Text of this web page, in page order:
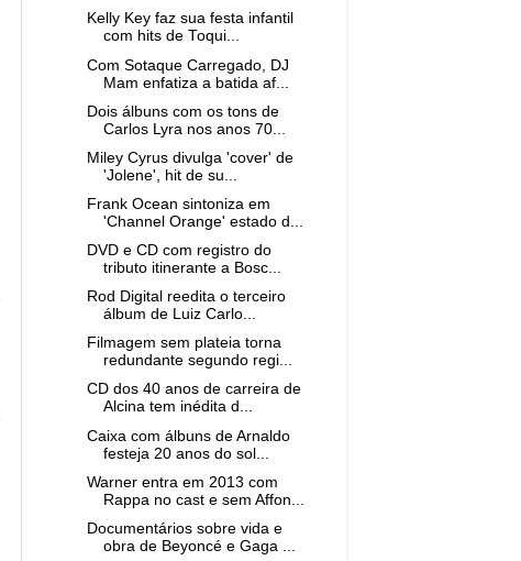
Kelly Key faz sua festa infantil
com hits de Toqui...
Com Sotaque Carregado, DJ
Mam enfatiza a batida af...
Dois álbuns com os tons de
Carlos Lyra nos anos 70...
Miley Cyrus divulga 'cover' de
'Jolene', hit de su...
Frank Ocean sintoniza em
'Channel Orange' estado d...
DVD e CD com registro do
tributo itinerante a Bosc...
Rod Digital reedita o terceiro
álbum de Luiz Carlo...
Filmagem sem plateia torna
redundante segundo regi...
CD dos 40 anos de carreira de
Alcina tem inédita d...
Caixa com álbuns de Arnaldo
festeja 20 anos do sol...
Warner entra em 2013 com
Rappa no cast e sem Affon...
Documentários sobre vida e
obra de Beyoncé e Gaga ...